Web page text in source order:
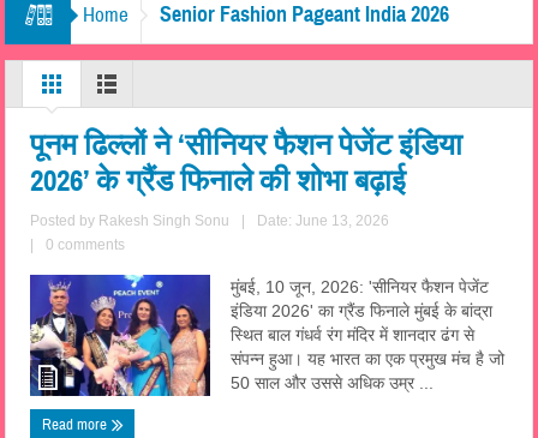
Home Senior Fashion Pageant India 2026
पूनम ढिल्लों ने ‘सीनियर फैशन पेजेंट इंडिया
2026’ के ग्रैंड फिनाले की शोभा बढ़ाई
Posted by Rakesh Singh Sonu
Date: June 13, 2026
0 comments
मुंबई, 10 जून, 2026: 'सीनियर फैशन पेजेंट
इंडिया 2026' का ग्रैंड फिनाले मुंबई के बांद्रा
स्थित बाल गंधर्व रंग मंदिर में शानदार ढंग से
संपन्न हुआ। यह भारत का एक प्रमुख मंच है जो
50 साल और उससे अधिक उम्र ...
Read more